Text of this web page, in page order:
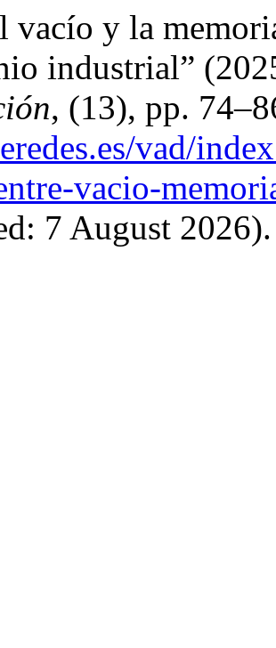
vacío y la
industrial”
, (13), pp.
vad/
vacio-
7 August 2026).